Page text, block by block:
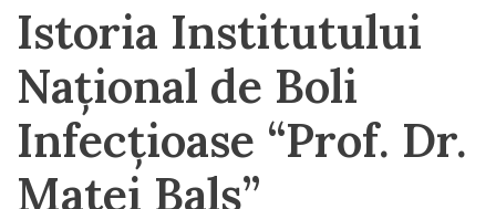
Istoria Institutului
Național de Boli
Infecțioase “Prof. Dr.
Matei Balș”